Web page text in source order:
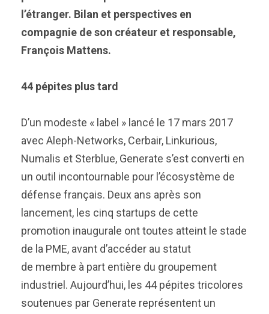
l’étranger. Bilan et perspectives en
compagnie de son créateur et responsable,
François Mattens.
44 pépites plus tard
D’un modeste « label » lancé le 17 mars 2017
avec Aleph-Networks, Cerbair, Linkurious,
Numalis et Sterblue, Generate s’est converti en
un outil incontournable pour l’écosystème de
défense français. Deux ans après son
lancement, les cinq startups de cette
promotion inaugurale ont toutes atteint le stade
de la PME, avant d’accéder au statut
de membre à part entière du groupement
industriel. Aujourd’hui, les 44 pépites tricolores
soutenues par Generate représentent un